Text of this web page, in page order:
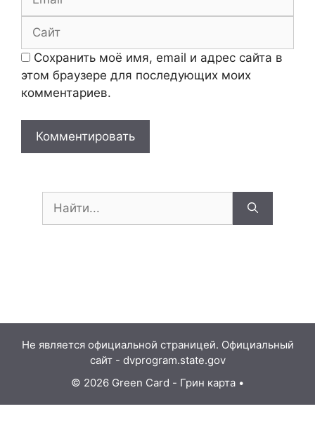
Сайт
Сохранить моё имя, email и адрес сайта в
этом браузере для последующих моих
комментариев.
Поиск:
Не является официальной страницей. Официальный
сайт - dvprogram.state.gov
© 2026 Green Card - Грин карта •